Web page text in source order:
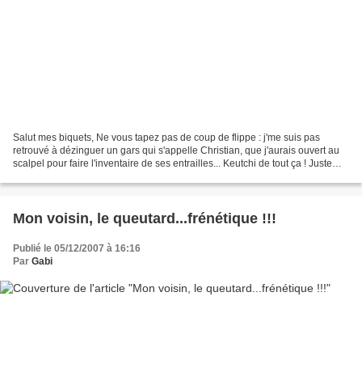
Salut mes biquets, Ne vous tapez pas de coup de flippe : j'me suis pas
retrouvé à dézinguer un gars qui s'appelle Christian, que j'aurais ouvert au
scalpel pour faire l'inventaire de ses entrailles... Keutchi de tout ça ! Juste
Mon voisin, le queutard...frénétique !!!
Publié le 05/12/2007 à 16:16
Par Gabi